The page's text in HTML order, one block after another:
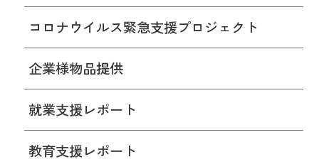
コロナウイルス緊急支援プロジェクト
企業様物品提供
就業支援レポート
教育支援レポート